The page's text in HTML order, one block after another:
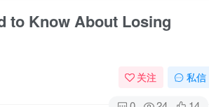
to Know About Losing
关注 私信